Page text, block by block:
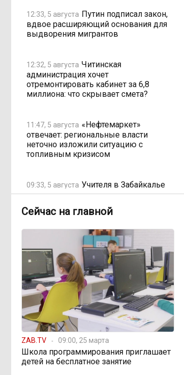
12:33, 5 августа Путин подписал закон,
вдвое расширяющий основания для
выдворения мигрантов
12:32, 5 августа Читинская
администрация хочет
отремонтировать кабинет за 6,8
миллиона: что скрывает смета?
11:47, 5 августа «Нефтемаркет»
отвечает: региональные власти
неточно изложили ситуацию с
топливным кризисом
09:33, 5 августа Учителя в Забайкалье
получают почти вдвое больше, чем
в среднем по стране
Чита готовится к зиме
08:02, 5 августа Лес, которого нет в
отчётах
16:00, 4 августа «Ребёнок должен
хотеть учиться, а не просто идти в
школу с рюкзаком»: детский
психолог Наталья Малинина о
готовности к школе
Сейчас на главной
ZAB.TV 09:00, 25 марта
Школа программирования приглашает
детей на бесплатное занятие